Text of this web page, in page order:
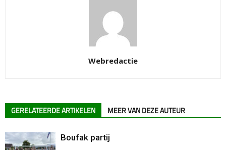
Webredactie
GERELATEERDE ARTIKELEN MEER VAN DEZE AUTEUR
Boufak partij